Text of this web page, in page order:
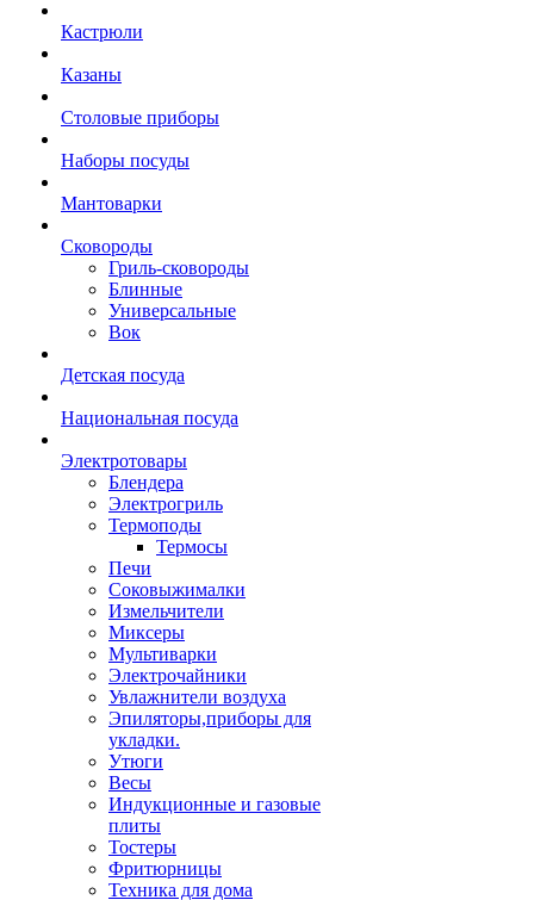
Кастрюли
Казаны
Столовые приборы
Наборы посуды
Мантоварки
Сковороды
Гриль-сковороды
Блинные
Универсальные
Вок
Детская посуда
Национальная посуда
Электротовары
Блендера
Электрогриль
Термоподы
Термосы
Печи
Соковыжималки
Измельчители
Миксеры
Мультиварки
Электрочайники
Увлажнители воздуха
Эпиляторы,приборы для
укладки.
Утюги
Весы
Индукционные и газовые
плиты
Тостеры
Фритюрницы
Техника для дома